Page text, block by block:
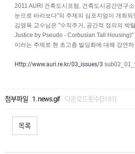
2011 AURI 건축도시포럼, 건축도시공간연구
눈으로 바라보다"의 주제의 심포지엄이 개최되
김영욱 교수님은 "수직주거, 공간적 정의의 박
Justice by Pseudo - Corbusian Tall Housing)"
이라는 주제로 현 초고층 빌딩화에 대해 강연
Http://www.auri.re.kr/03_issues/3
첨부파일 news.gif 다운로드횟수[3181]
목록